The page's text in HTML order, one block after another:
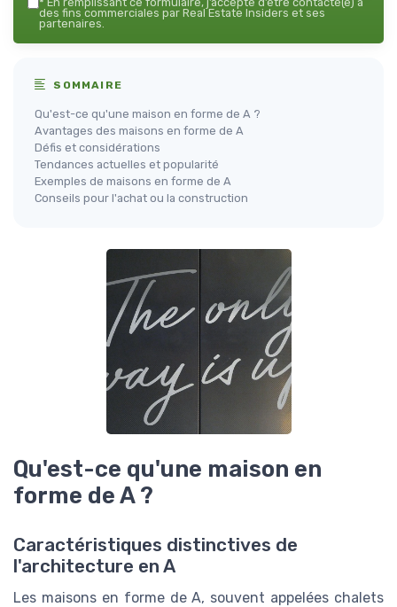
des fins commerciales par Real Estate Insiders et ses
partenaires.
SOMMAIRE
Qu'est-ce qu'une maison en forme de A ?
Avantages des maisons en forme de A
Défis et considérations
Tendances actuelles et popularité
Exemples de maisons en forme de A
Conseils pour l'achat ou la construction
Qu'est-ce qu'une maison en
forme de A ?
Caractéristiques distinctives de
l'architecture en A
Les maisonsen forme de A, souvent appelées chalets